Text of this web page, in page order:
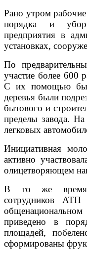
Рано утром
порядка и
предприятия в
установках,
По
участие более 600
С их помощью
деревья были
бытового и
пределы завода.
легковых
Инициативная
активно
олицетворяющем
В то же время
сотрудников АТП
приведено в
площадей,
сформированы